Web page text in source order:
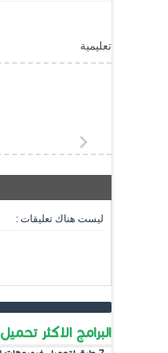
تعليمية
ليست هناك تعليقات :
البرامج الاكثر تحميل